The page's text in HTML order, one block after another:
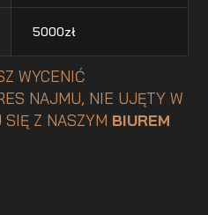
5000zł
WYCENIĆ
NAJMU, NIE UJĘTY W
SIĘ Z NASZYM BIUREM